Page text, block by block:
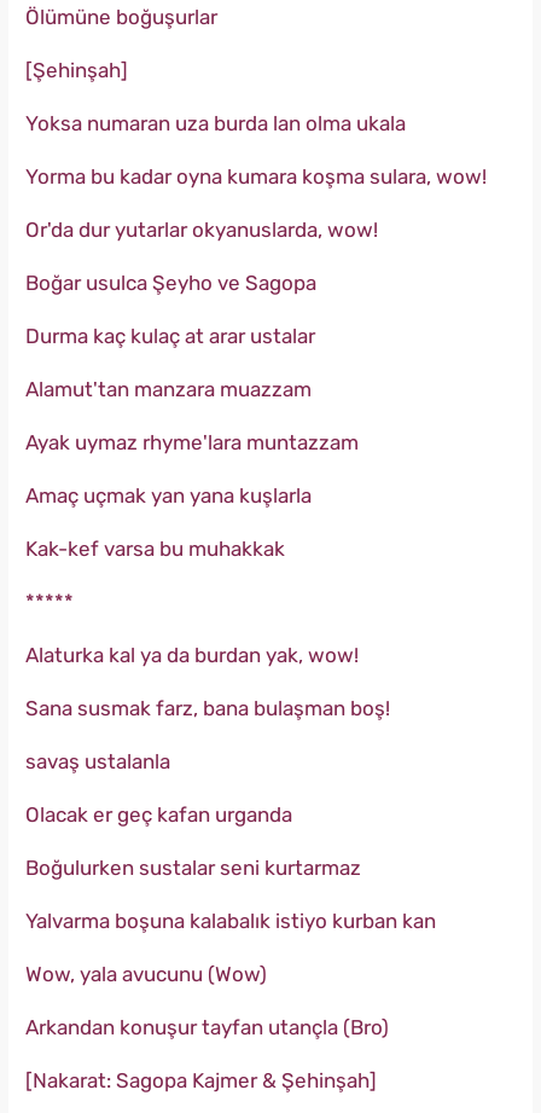
Ölümüne boğuşurlar
[Şehinşah]
Yoksa numaran uza burda lan olma ukala
Yorma bu kadar oyna kumara koşma sulara, wow!
Or'da dur yutarlar okyanuslarda, wow!
Boğar usulca Şeyho ve Sagopa
Durma kaç kulaç at arar ustalar
Alamut'tan manzara muazzam
Ayak uymaz rhyme'lara muntazzam
Amaç uçmak yan yana kuşlarla
Kak-kef varsa bu muhakkak
*****
Alaturka kal ya da burdan yak, wow!
Sana susmak farz, bana bulaşman boş!
savaş ustalanla
Olacak er geç kafan urganda
Boğulurken sustalar seni kurtarmaz
Yalvarma boşuna kalabalık istiyo kurban kan
Wow, yala avucunu (Wow)
Arkandan konuşur tayfan utançla (Bro)
[Nakarat: Sagopa Kajmer & Şehinşah]